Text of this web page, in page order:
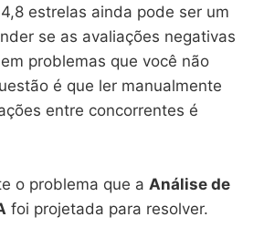
estrelas ainda pode ser um
se as avaliações negativas
problemas que você não
é que ler manualmente
entre concorrentes é
o problema que a Análise de
foi projetada para resolver.